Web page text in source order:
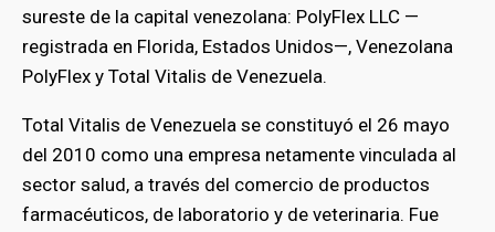
sureste de la capital venezolana: PolyFlex LLC —
registrada en Florida, Estados Unidos—, Venezolana
PolyFlex y Total Vitalis de Venezuela.
Total Vitalis de Venezuela se constituyó el 26 mayo
del 2010 como una empresa netamente vinculada al
sector salud, a través del comercio de productos
farmacéuticos, de laboratorio y de veterinaria. Fue